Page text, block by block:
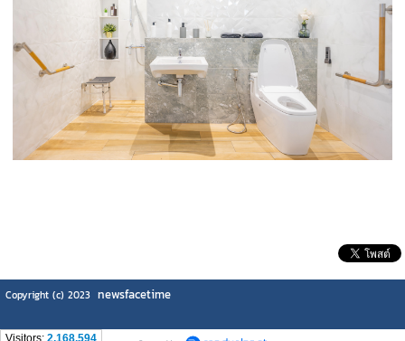
Copyright (c) 2023 newsfacetime